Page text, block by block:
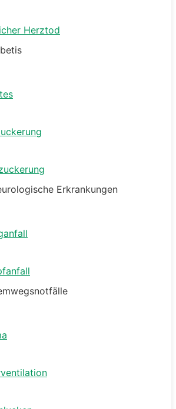
Herztod
Erkrankungen